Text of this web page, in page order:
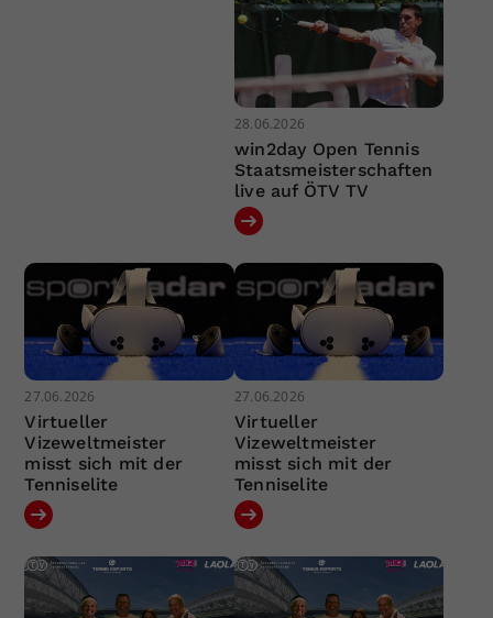
28.06.2026
win2day Open Tennis
Staatsmeisterschaften
live auf ÖTV TV
27.06.2026
Virtueller
Vizeweltmeister
misst sich mit der
Tenniselite
27.06.2026
Virtueller
Vizeweltmeister
misst sich mit der
Tenniselite